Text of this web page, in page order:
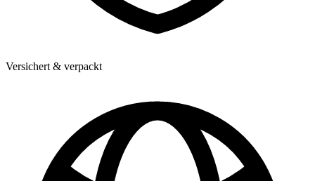
Versichert & verpackt